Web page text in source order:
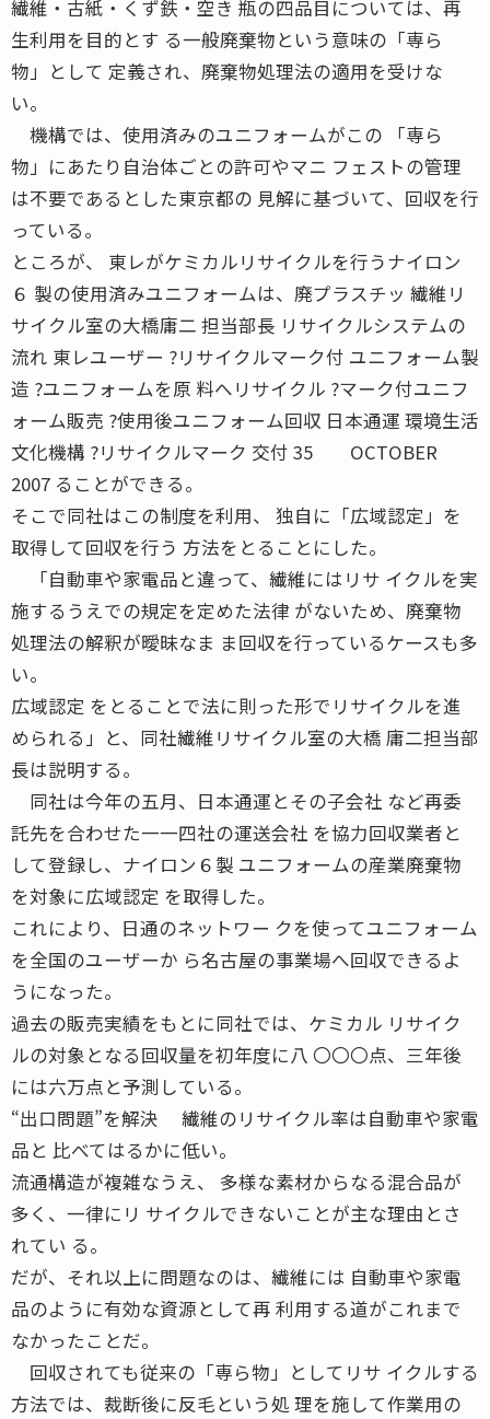
繊維・古紙・くず鉄・空き 瓶の四品目については、再
生利用を目的とす る一般廃棄物という意味の「専ら
物」として 定義され、廃棄物処理法の適用を受けな
い。
機構では、使用済みのユニフォームがこの 「専ら
物」にあたり自治体ごとの許可やマニ フェストの管理
は不要であるとした東京都の 見解に基づいて、回収を行
っている。
ところが、 東レがケミカルリサイクルを行うナイロン
６ 製の使用済みユニフォームは、廃プラスチッ 繊維リ
サイクル室の大橋庸二 担当部長 リサイクルシステムの
流れ 東レユーザー ?リサイクルマーク付 ユニフォーム製
造 ?ユニフォームを原 料へリサイクル ?マーク付ユニフ
ォーム販売 ?使用後ユニフォーム回収 日本通運 環境生活
文化機構 ?リサイクルマーク 交付 35 OCTOBER
2007 ることができる。
そこで同社はこの制度を利用、 独自に「広域認定」を
取得して回収を行う 方法をとることにした。
「自動車や家電品と違って、繊維にはリサ イクルを実
施するうえでの規定を定めた法律 がないため、廃棄物
処理法の解釈が曖昧なま ま回収を行っているケースも多
い。
広域認定 をとることで法に則った形でリサイクルを進
められる」と、同社繊維リサイクル室の大橋 庸二担当部
長は説明する。
同社は今年の五月、日本通運とその子会社 など再委
託先を合わせた一一四社の運送会社 を協力回収業者と
して登録し、ナイロン６製 ユニフォームの産業廃棄物
を対象に広域認定 を取得した。
これにより、日通のネットワー クを使ってユニフォーム
を全国のユーザーか ら名古屋の事業場へ回収できるよ
うになった。
過去の販売実績をもとに同社では、ケミカル リサイク
ルの対象となる回収量を初年度に八 〇〇〇点、三年後
には六万点と予測している。
“出口問題”を解決 繊維のリサイクル率は自動車や家電
品と 比べてはるかに低い。
流通構造が複雑なうえ、 多様な素材からなる混合品が
多く、一律にリ サイクルできないことが主な理由とさ
れてい る。
だが、それ以上に問題なのは、繊維には 自動車や家電
品のように有効な資源として再 利用する道がこれまで
なかったことだ。
回収されても従来の「専ら物」としてリサ イクルする
方法では、裁断後に反毛という処 理を施して作業用の